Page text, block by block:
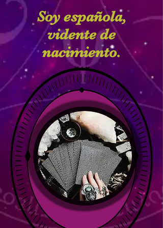
Soy española,
vidente de
nacimiento.